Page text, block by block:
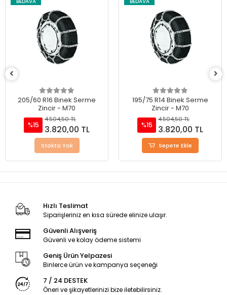
205/60 R16 Binek Serme
Zincir - M70
%15
4.504,50 TL
3.820,00 TL
Stokta Yok
195/75 R14 Binek Serme
Zincir - M70
%15
4.504,50 TL
3.820,00 TL
Sepete Ekle
Hızlı Teslimat
Siparişleriniz en kısa sürede elinize ulaşır.
Güvenli Alışveriş
Güvenli ve kolay ödeme sistemi
Geniş Ürün Yelpazesi
Binlerce ürün ve kampanya seçeneği
7 / 24 DESTEK
Öneri ve şikayetlerinizi bize iletebilirsiniz.